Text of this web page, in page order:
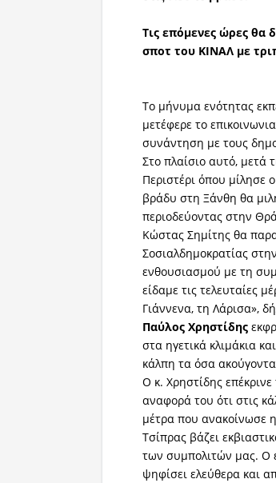
Τις επόμενες ώρες θα
σποτ του ΚΙΝΑΛ με
Το μήνυμα ενότητας
μετέφερε το
συνάντηση με τους
Στο πλαίσιο αυτό,
Περιστέρι όπου μίλησε
βράδυ στη Ξάνθη θα
περιοδεύοντας στην
Κώστας Σημίτης θα
Σοσιαλδημοκρατίας
ενθουσιασμού με τη
είδαμε τις τελευταίες
Γιάννενα, τη Λάρισα»,
Παύλος Χρηστίδης
στα ηγετικά κλιμάκια
κάλπη τα όσα
Ο κ. Χρηστίδης
αναφορά του ότι στις
μέτρα που ανακοίνωσε
Τσίπρας βάζει
των συμπολιτών μας. Ο
ψηφίσει ελεύθερα και